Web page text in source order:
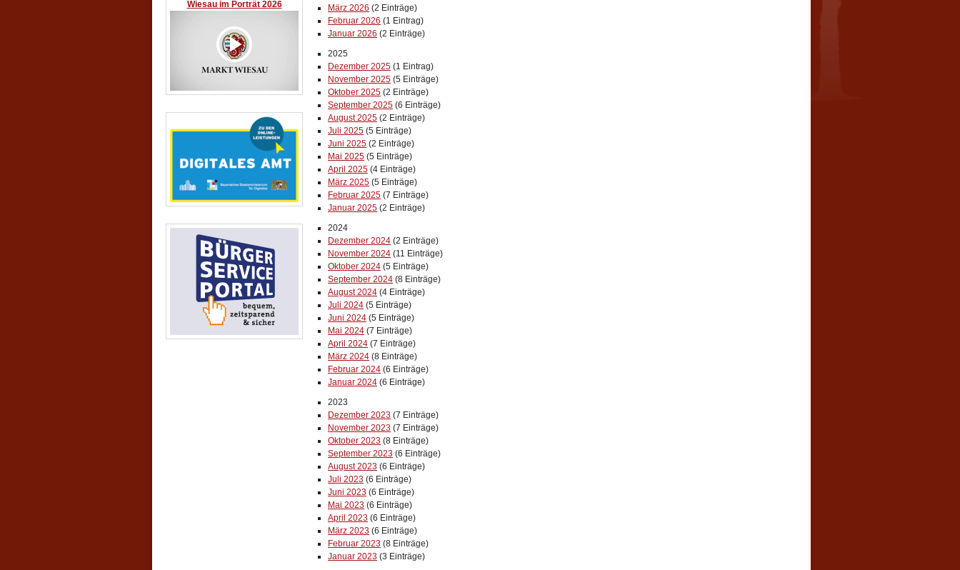
März 2026 (2 Einträge)
Februar 2026 (1 Eintrag)
Januar 2026 (2 Einträge)
2025
Dezember 2025 (1 Eintrag)
November 2025 (5 Einträge)
Oktober 2025 (2 Einträge)
September 2025 (6 Einträge)
August 2025 (2 Einträge)
Juli 2025 (5 Einträge)
Juni 2025 (2 Einträge)
Mai 2025 (5 Einträge)
April 2025 (4 Einträge)
März 2025 (5 Einträge)
Februar 2025 (7 Einträge)
Januar 2025 (2 Einträge)
2024
Dezember 2024 (2 Einträge)
November 2024 (11 Einträge)
Oktober 2024 (5 Einträge)
September 2024 (8 Einträge)
August 2024 (4 Einträge)
Juli 2024 (5 Einträge)
Juni 2024 (5 Einträge)
Mai 2024 (7 Einträge)
April 2024 (7 Einträge)
März 2024 (8 Einträge)
Februar 2024 (6 Einträge)
Januar 2024 (6 Einträge)
2023
Dezember 2023 (7 Einträge)
November 2023 (7 Einträge)
Oktober 2023 (8 Einträge)
September 2023 (6 Einträge)
August 2023 (6 Einträge)
Juli 2023 (6 Einträge)
Juni 2023 (6 Einträge)
Mai 2023 (6 Einträge)
April 2023 (6 Einträge)
März 2023 (6 Einträge)
Februar 2023 (8 Einträge)
Januar 2023 (3 Einträge)
Wiesau im Porträt 2026